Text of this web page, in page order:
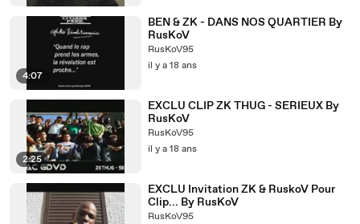
4:07
BEN & ZK - DANS NOS QUARTIER By
RusKoV
RusKoV95
il y a 18 ans
2:25
EXCLU CLIP ZK THUG - SERIEUX By
RusKoV
RusKoV95
il y a 18 ans
EXCLU Invitation ZK & RuskoV Pour
Clip... By RusKoV
RusKoV95